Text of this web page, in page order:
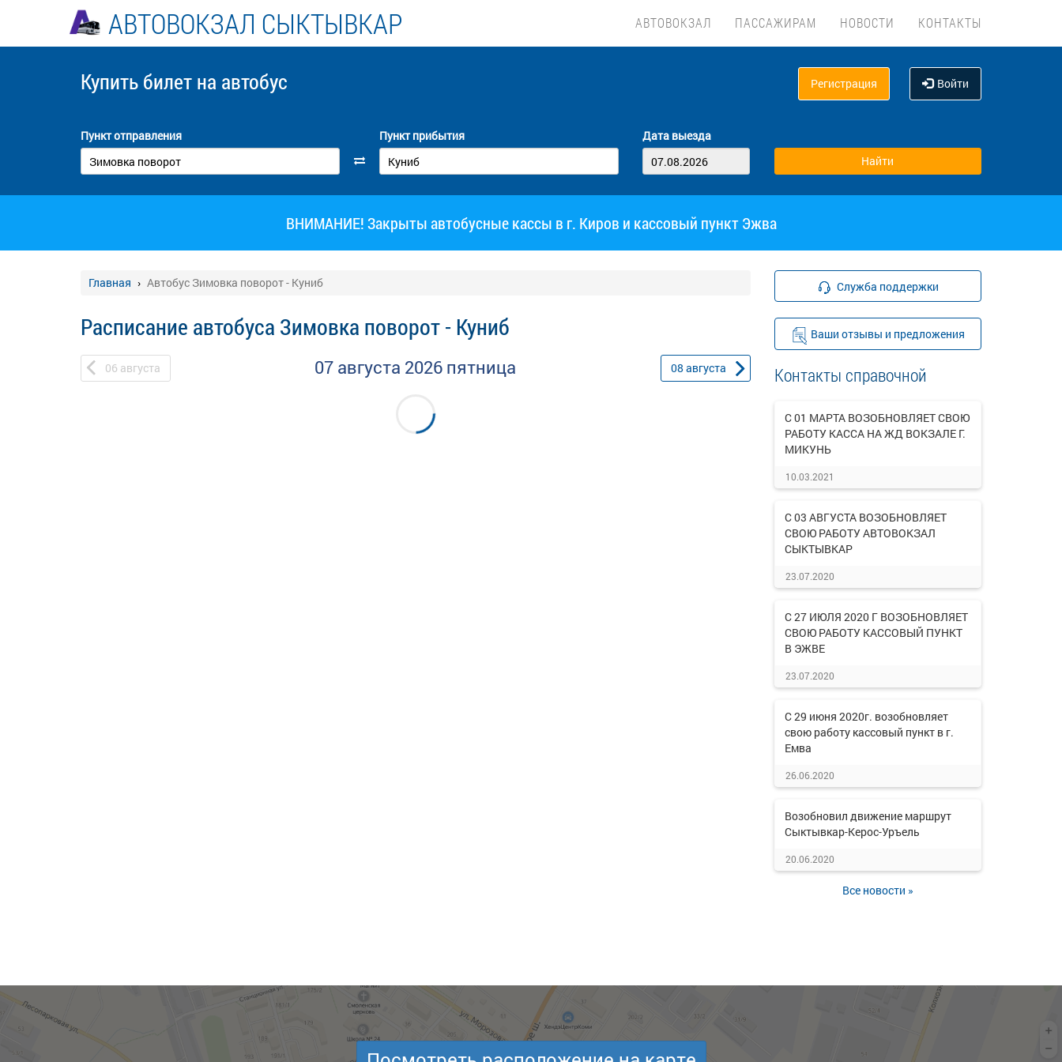
АВТОВОКЗАЛ СЫКТЫВКАР АВТОВОКЗАЛ ПАССАЖИРАМ НОВОСТИ КОНТАКТЫ
Купить билет на автобус Регистрация Войти
Пункт отправления Пункт прибытия Дата выезда
ВНИМАНИЕ! Закрыты автобусные кассы в г. Киров и кассовый пункт Эжва
Главная Автобус Зимовка поворот - Куниб
Расписание автобуса Зимовка поворот - Куниб
06 августа 07 августа 2026 пятница 08 августа
Служба поддержки
Ваши отзывы и предложения
Контакты справочной
С 01 МАРТА ВОЗОБНОВЛЯЕТ СВОЮ
РАБОТУ КАССА НА ЖД ВОКЗАЛЕ Г.
МИКУНЬ
10.03.2021
С 03 АВГУСТА ВОЗОБНОВЛЯЕТ
СВОЮ РАБОТУ АВТОВОКЗАЛ
СЫКТЫВКАР
23.07.2020
С 27 ИЮЛЯ 2020 Г ВОЗОБНОВЛЯЕТ
СВОЮ РАБОТУ КАССОВЫЙ ПУНКТ
В ЭЖВЕ
23.07.2020
С 29 июня 2020г. возобновляет
свою работу кассовый пункт в г.
Емва
26.06.2020
Возобновил движение маршрут
Сыктывкар-Керос-Уръель
20.06.2020
Все новости »